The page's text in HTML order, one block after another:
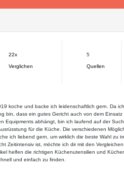
22x
Verglichen
5
Quellen
koche und backe ich leidenschaftlich gern. Da
bin, dass ein gutes Gericht auch von dem Einsatz
Equipments abhängt, bin ich laufend auf der
für die Küche. Die verschiedenen
ich liebend gern, um wirklich die beste Wahl zu
Zeitintensiv ist, möchte ich dir mit den
helfen die richtigen Küchenutensilien und
und einfach zu finden.